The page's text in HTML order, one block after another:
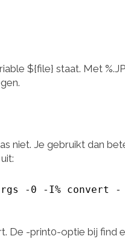
${file} staat. Met
niet. Je gebruikt dan
-0 -I% convert -
De -print0-optie bij find